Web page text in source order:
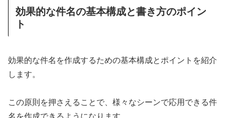
効果的な件名の基本構成と書き方のポイン
ト
効果的な件名を作成するための基本構成とポイントを紹介
します。
この原則を押さえることで、様々なシーンで応用できる件